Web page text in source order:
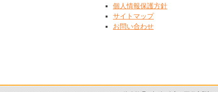
個人情報保護方針
サイトマップ
お問い合わせ